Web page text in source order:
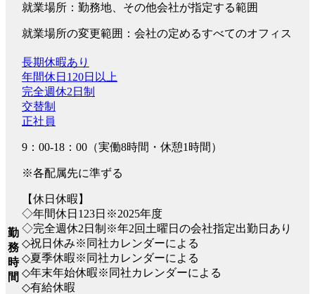
就業場所：勤務地、その他会社が指定する範囲
就業場所の変更範囲：会社の定めるすべてのオフィス
勤
務
時
間
長期休暇あり
年間休日120日以上
完全週休2日制
交替制
正社員
9：00-18：00（実働8時間・休憩1時間）
※各配属先に準ずる
【休日休暇】
◇年間休日123日※2025年度
◇完全週休2日制※年2回土曜日の会社指定出勤日あり
◇祝日休み※同社カレンダーによる
◇夏季休暇※同社カレンダーによる
◇年末年始休暇※同社カレンダーによる
◇有給休暇